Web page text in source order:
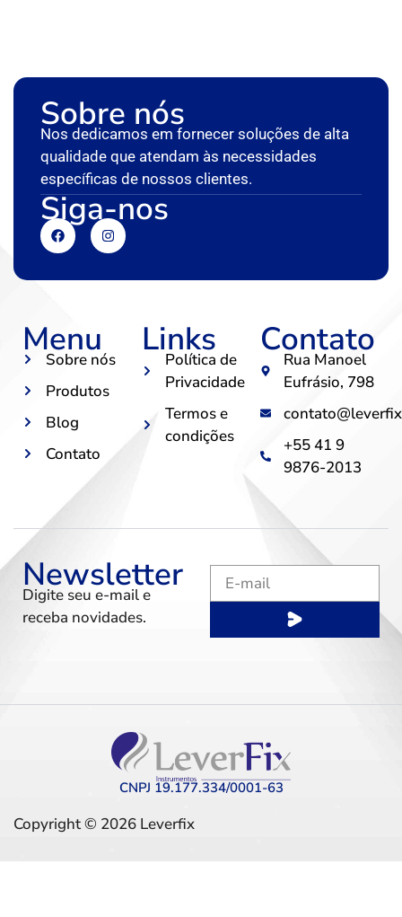
Sobre nós
Nos dedicamos em fornecer soluções de alta
qualidade que atendam às necessidades
específicas de nossos clientes.
Siga-nos
Menu
Sobre nós
Produtos
Blog
Contato
Links
Política de
Privacidade
Termos e
condições
Contato
Rua Manoel
Eufrásio, 798
+55 41 9
9876-2013
Newsletter
Digite seu e-mail e
receba novidades.
CNPJ 19.177.334/0001-63
Copyright © 2026 Leverfix